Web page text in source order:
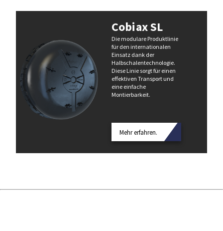
Cobiax SL
Die modulare Produktlinie
für den internationalen
Einsatz dank der
Halbschalentechnologie.
Diese Linie sorgt für einen
effektiven Transport und
eine einfache
Montierbarkeit.
Mehr erfahren.